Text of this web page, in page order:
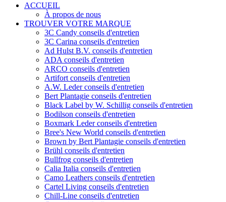
ACCUEIL
À propos de nous
TROUVER VOTRE MARQUE
3C Candy conseils d'entretien
3C Carina conseils d'entretien
Ad Hulst B.V. conseils d'entretien
ADA conseils d'entretien
ARCO conseils d'entretien
Artifort conseils d'entretien
A.W. Leder conseils d'entretien
Bert Plantagie conseils d'entretien
Black Label by W. Schillig conseils d'entretien
Bodilson conseils d'entretien
Boxmark Leder conseils d'entretien
Bree's New World conseils d'entretien
Brown by Bert Plantagie conseils d'entretien
Brühl conseils d'entretien
Bullfrog conseils d'entretien
Calia Italia conseils d'entretien
Camo Leathers conseils d'entretien
Cartel Living conseils d'entretien
Chill-Line conseils d'entretien